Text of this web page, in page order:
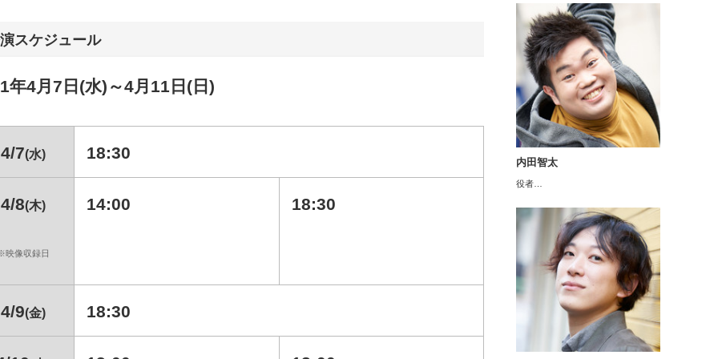
スケジュール
年4月7日(水)～4月11日(日)
4/7(水) 18:30
4/8(木)
映像収録日
14:00 18:30
4/9(金) 18:30
内田智太
役者…